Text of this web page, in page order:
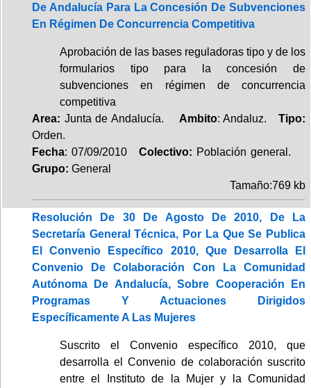
De Andalucía Para La Concesión De Subvenciones
En Régimen De Concurrencia Competitiva
Aprobación de las bases reguladoras tipo y de los
formularios tipo para la concesión de
subvenciones en régimen de concurrencia
competitiva
Area: Junta de Andalucía. Ambito: Andaluz.Tipo:
Orden.
Fecha: 07/09/2010Colectivo: Población general.
Grupo: General
Tamaño:769 kb
Resolución De 30 De Agosto De 2010, De La
Secretaría General Técnica, Por La Que Se Publica
El Convenio Específico 2010, Que Desarrolla El
Convenio De Colaboración Con La Comunidad
Autónoma De Andalucía, Sobre Cooperación En
Programas Y Actuaciones Dirigidos
Específicamente A Las Mujeres
Suscrito el Convenio específico 2010, que
desarrolla el Convenio de colaboración suscrito
entre el Instituto de la Mujer y la Comunidad